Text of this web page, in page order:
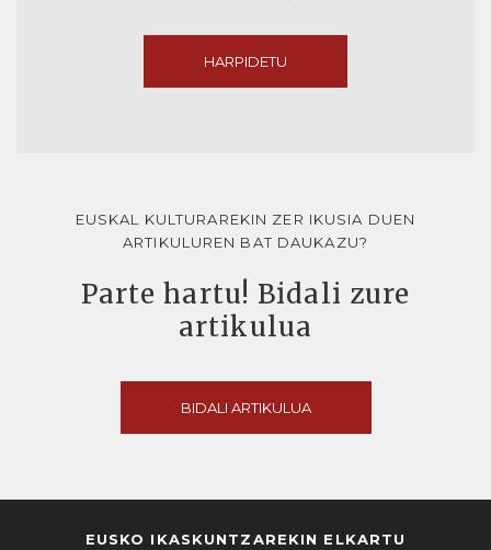
HARPIDETU
EUSKAL KULTURAREKIN ZER IKUSIA DUEN
ARTIKULUREN BAT DAUKAZU?
Parte hartu! Bidali zure
artikulua
BIDALI ARTIKULUA
EUSKO IKASKUNTZAREKIN ELKARTU